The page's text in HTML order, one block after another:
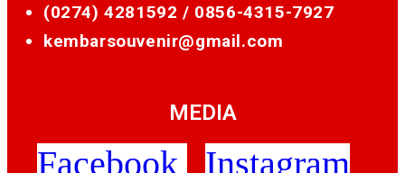
(0274) 4281592 / 0856-4315-7927
kembarsouvenir@gmail.com
MEDIA
Facebook
Instagram